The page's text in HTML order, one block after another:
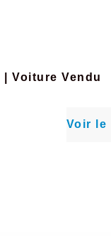
Voiture Vendu
Voir le